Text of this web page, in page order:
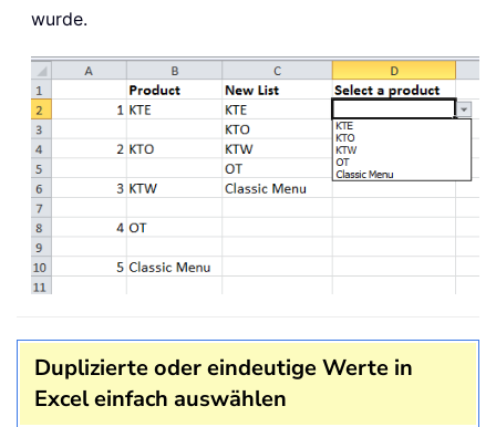
wurde.
Duplizierte oder eindeutige Werte in
Excel einfach auswählen